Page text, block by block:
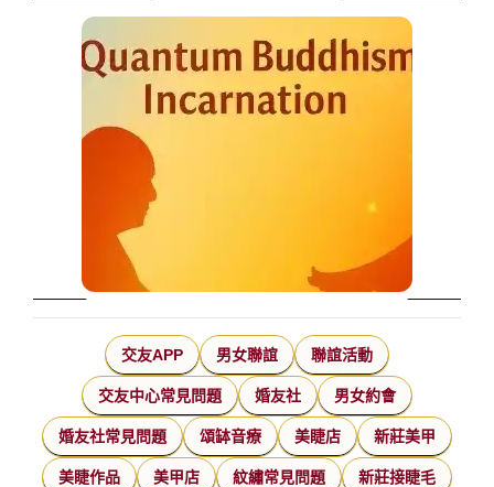
交友APP 男女聯誼 聯誼活動
交友中心常見問題 婚友社 男女約會
婚友社常見問題 頌缽音療 美睫店 新莊美甲
美睫作品 美甲店 紋繡常見問題 新莊接睫毛